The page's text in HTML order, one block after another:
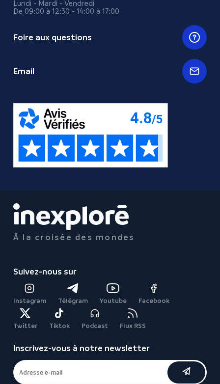
À la croisée des mondes
Suivez-nous sur
Instagram Télégram Youtube Facebook
Twitter Tiktok Podcast Flux RSS
Inscrivez-vous à notre newsletter
Lundi - Mardi - Vendredi
De 09:00 à 12:30 - 14:00 à 17:00
Foire aux questions
Email